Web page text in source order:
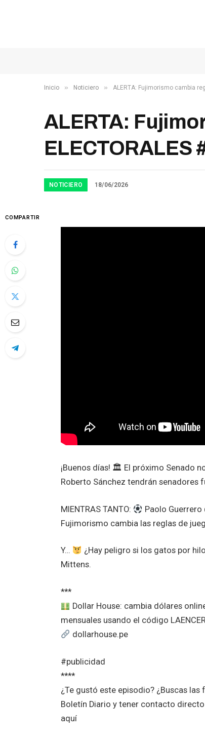
Inicio » Noticiero » ALERTA: Fujimorismo cambia
ALERTA:
ELECTORALES
NOTICIERO 18/06/2026
COMPARTIR
¡Buenos días! 🏛 El próximo Senado
Roberto Sánchez tendrán senadores
MIENTRAS TANTO:
Paolo
Fujimorismo cambia las reglas de
Y…
¿Hay peligro si los gatos por
Mittens.
***
Dollar House: cambia dólares
mensuales usando el código
dollarhouse.pe
#publicidad
****
¿Te gustó este episodio? ¿Buscas
Boletín Diario y tener contacto
aquí